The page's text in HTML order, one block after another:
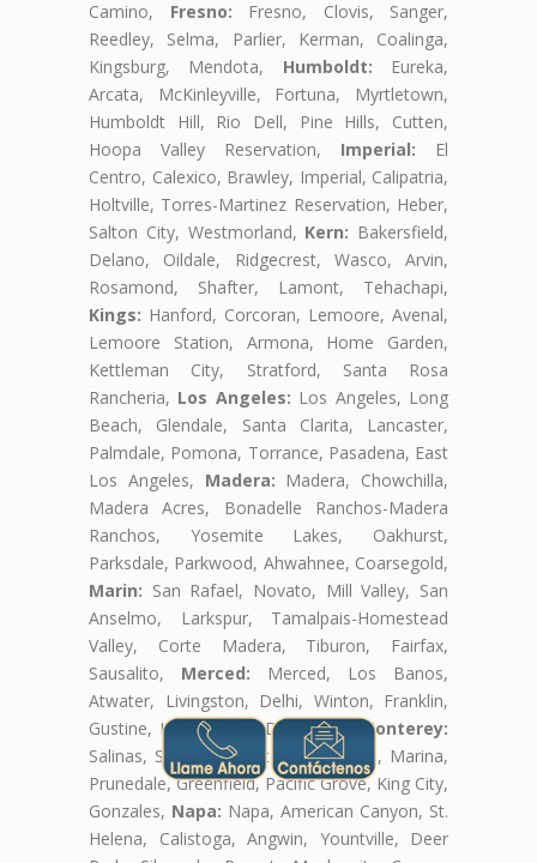
Camino, Fresno: Fresno, Clovis, Sanger,
Reedley, Selma, Parlier, Kerman, Coalinga,
Kingsburg, Mendota, Humboldt: Eureka,
Arcata, McKinleyville, Fortuna, Myrtletown,
Humboldt Hill, Rio Dell, Pine Hills, Cutten,
Hoopa Valley Reservation, Imperial: El
Centro, Calexico, Brawley, Imperial, Calipatria,
Holtville, Torres-Martinez Reservation, Heber,
Salton City, Westmorland, Kern: Bakersfield,
Delano, Oildale, Ridgecrest, Wasco, Arvin,
Rosamond, Shafter, Lamont, Tehachapi,
Kings: Hanford, Corcoran, Lemoore, Avenal,
Lemoore Station, Armona, Home Garden,
Kettleman City, Stratford, Santa Rosa
Rancheria, Los Angeles: Los Angeles, Long
Beach, Glendale, Santa Clarita, Lancaster,
Palmdale, Pomona, Torrance, Pasadena, East
Los Angeles, Madera: Madera, Chowchilla,
Madera Acres, Bonadelle Ranchos-Madera
Ranchos, Yosemite Lakes, Oakhurst,
Parksdale, Parkwood, Ahwahnee, Coarsegold,
Marin: San Rafael, Novato, Mill Valley, San
Anselmo, Larkspur, Tamalpais-Homestead
Valley, Corte Madera, Tiburon, Fairfax,
Sausalito, Merced: Merced, Los Banos,
Atwater, Livingston, Delhi, Winton, Franklin,
Gustine, Hilmar-Irwin, Dos Palos,
Monterey:
Salinas, Seaside, Monterey, Soledad, Marina,
Prunedale, Greenfield, Pacific Grove, King City,
Gonzales, Napa: Napa, American Canyon, St.
Helena, Calistoga, Angwin, Yountville, Deer